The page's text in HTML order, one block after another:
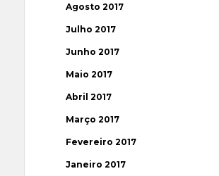
Agosto 2017
Julho 2017
Junho 2017
Maio 2017
Abril 2017
Março 2017
Fevereiro 2017
Janeiro 2017